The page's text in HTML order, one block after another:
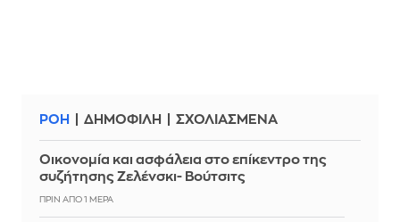
ΡΟΗ ΔΗΜΟΦΙΛΗ ΣΧΟΛΙΑΣΜΕΝΑ
Οικονομία και ασφάλεια στο επίκεντρο της
συζήτησης Ζελένσκι- Βούτσιτς
ΠΡΙΝ ΑΠΌ 1 ΜΈΡΑ